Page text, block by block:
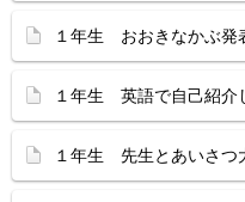
１年生 おおきなかぶ発
１年生 英語で自己紹介
１年生 先生とあいさつ